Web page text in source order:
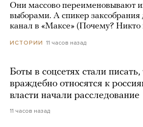
Они массово переименовывают
выборами. А спикер заксобрания
канал в «Максе» (Почему? Никто
ИСТОРИИ 11 часов назад
Боты в соцсетях стали писать,
враждебно относятся к
власти начали расследование
11 часов назад